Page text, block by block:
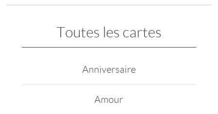
Toutes les cartes
Anniversaire
Amour